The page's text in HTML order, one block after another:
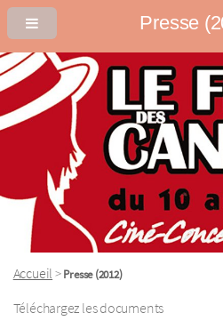
Presse
Accueil >Presse (2012)
Téléchargez les documents